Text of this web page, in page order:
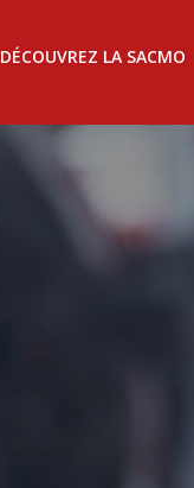
DÉCOUVREZ LA SACMO